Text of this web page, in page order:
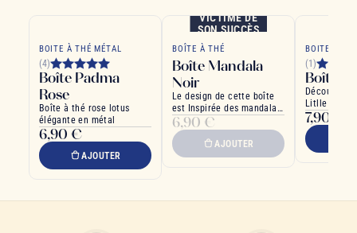
BOITE À THÉ MÉTAL
(4)
Boîte Padma
Rose
Boîte à thé rose lotus
élégante en métal
6,90 €
AJOUTER
VICTIME DE
SON SUCCÈS
BOÎTE À THÉ
Boîte Mandala
Noir
Le design de cette boîte
est Inspirée des mandalas
tibétains
6,90 €
AJOUTER
BOITE À
(1)
Boîte
Découvrez
Litlle
Léo
7,90 €